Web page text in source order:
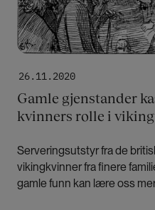
26.11.2020
Gamle gjenstander
kvinners rolle i
Serveringsutstyr fra de
vikingkvinner fra finere
gamle funn kan lære oss